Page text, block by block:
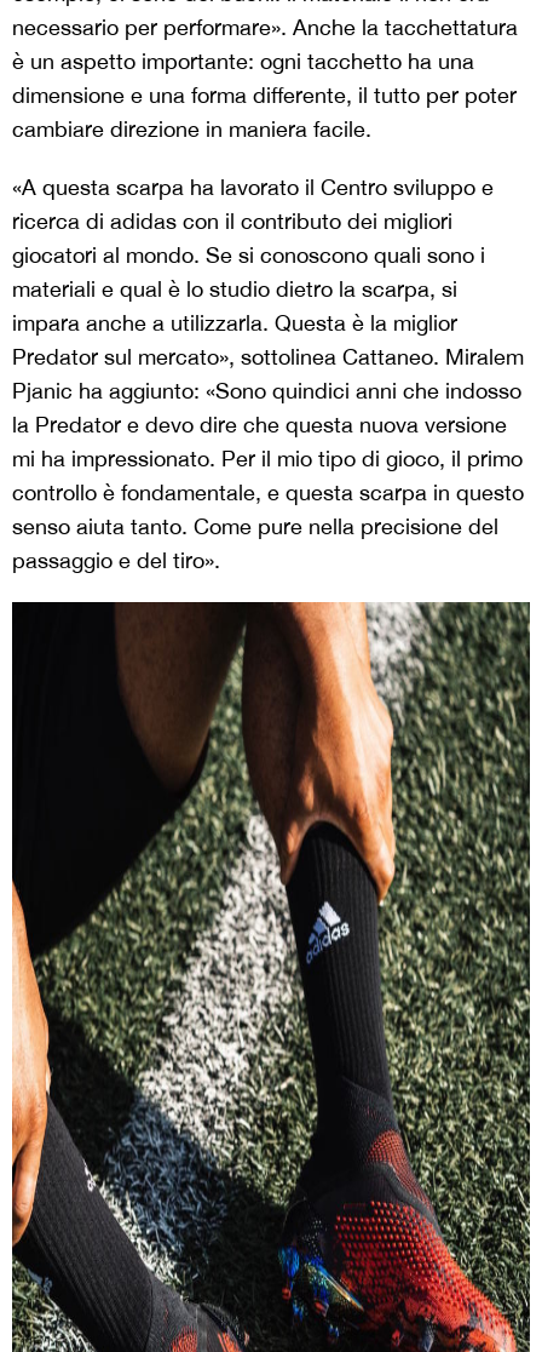
necessario per performare». Anche la tacchettatura
è un aspetto importante: ogni tacchetto ha una
dimensione e una forma differente, il tutto per poter
cambiare direzione in maniera facile.
«A questa scarpa ha lavorato il Centro sviluppo e
ricerca di adidas con il contributo dei migliori
giocatori al mondo. Se si conoscono quali sono i
materiali e qual è lo studio dietro la scarpa, si
impara anche a utilizzarla. Questa è la miglior
Predator sul mercato», sottolinea Cattaneo. Miralem
Pjanic ha aggiunto: «Sono quindici anni che indosso
la Predator e devo dire che questa nuova versione
mi ha impressionato. Per il mio tipo di gioco, il primo
controllo è fondamentale, e questa scarpa in questo
senso aiuta tanto. Come pure nella precisione del
passaggio e del tiro».